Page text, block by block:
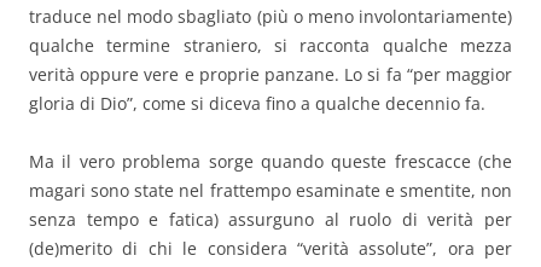
traduce nel modo sbagliato (più o meno involontariamente)
qualche termine straniero, si racconta qualche mezza
verità oppure vere e proprie panzane. Lo si fa “per maggior
gloria di Dio”, come si diceva fino a qualche decennio fa.
Ma il vero problema sorge quando queste frescacce (che
magari sono state nel frattempo esaminate e smentite, non
senza tempo e fatica) assurguno al ruolo di verità per
(de)merito di chi le considera “verità assolute”, ora per